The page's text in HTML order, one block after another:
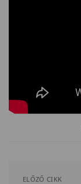
ELŐZŐ CIKK